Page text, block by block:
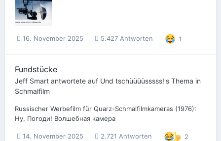
16. November 2025 5.427 Antworten 1
Fundstücke
Jeff Smart antwortete auf Und tschüüüüsssss!'s Thema in
Schmalfilm
Russischer Werbefilm für Quarz-Schmalfilmkameras (1976):
Ну, Погоди! Волшебная камера
14. November 2025 2.721 Antworten 2